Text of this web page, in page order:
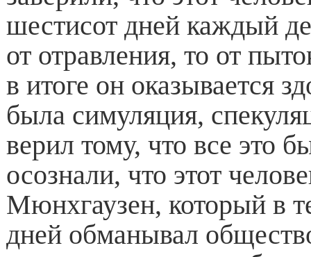
шестисот дней каждый
от отравления, то от
в итоге он оказывается
была симуляция,
верил тому, что все это
осознали, что этот
Мюнхгаузен, который в
дней обманывал